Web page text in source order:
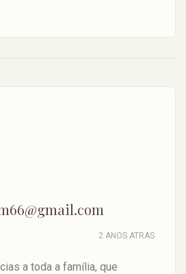
2 ANOS ATRAS
a toda a família, que